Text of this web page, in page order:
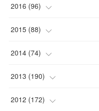
(1)
(1)
(1)
(1)
(2)
(1)
( 3)
2016 (96)
(2)
(5)
(6)
(3)
2015 (88)
(4)
(7)
(6)
2014 (74)
(9)
(14)
2013 (190)
(17)
2012 (172)